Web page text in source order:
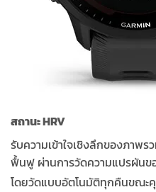
สถานะ HRV
รับความเข้าใจเชิงลึกของภาพ
ฟื้นฟู ผ่านการวัดความแปรผันข
โดยวัดแบบอัตโนมัติทุกคืนขณ